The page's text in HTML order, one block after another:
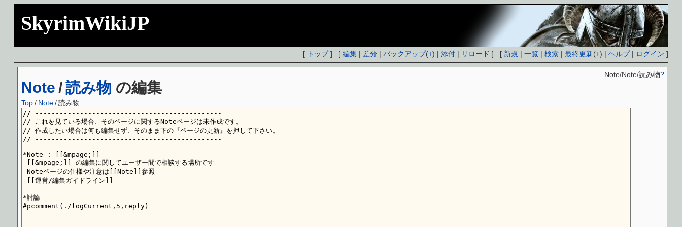
SkyrimWikiJP
[ トップ] [編集 | 差分 |バックアップ(+) |添付 | リロード ] [ 新規 |一覧 |検索 |最終更新(+) |ヘルプ| ログイン ]
Note /読み物 の編集
Note/Note/読み物?
Top/ Note/読み物